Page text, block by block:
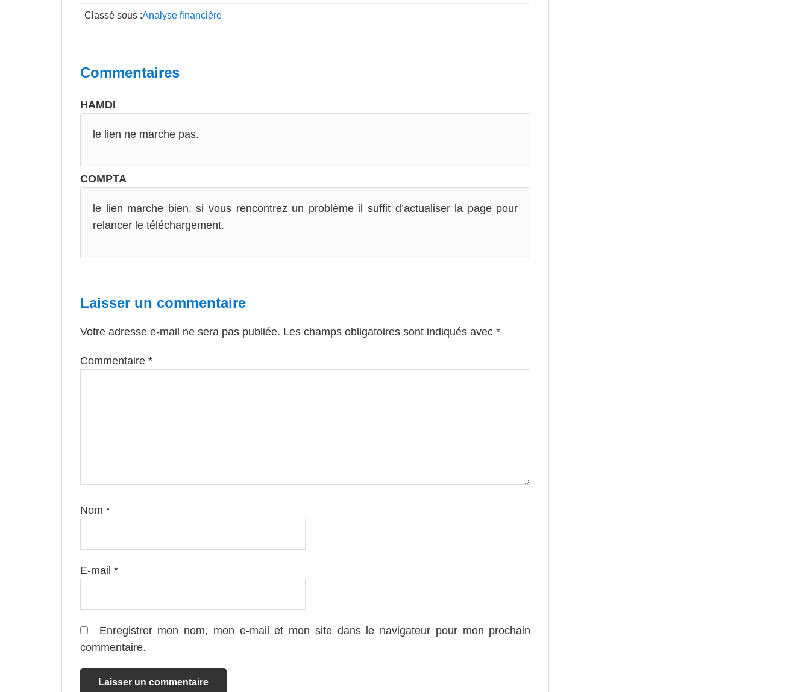
Classé sous :Analyse financière
Interactions
lecteur
Commentaires
HAMDI
le lien ne marche pas.
COMPTA
le lien marche bien. si vous rencontrez un problème il suffit d’actualiser la page pour
relancer le téléchargement.
Laisser un commentaire
Votre adresse e-mail ne sera pas publiée. Les champs obligatoires sont indiqués avec *
Commentaire *
Nom *
E-mail *
Enregistrer mon nom, mon e-mail et mon site dans le navigateur pour mon prochain
commentaire.